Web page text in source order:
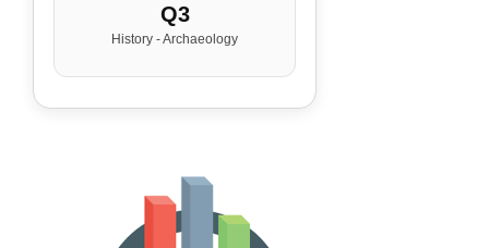
Q3
History - Archaeology